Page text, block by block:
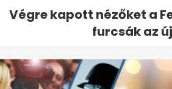
Végre kapott nézőket a
furcsák az